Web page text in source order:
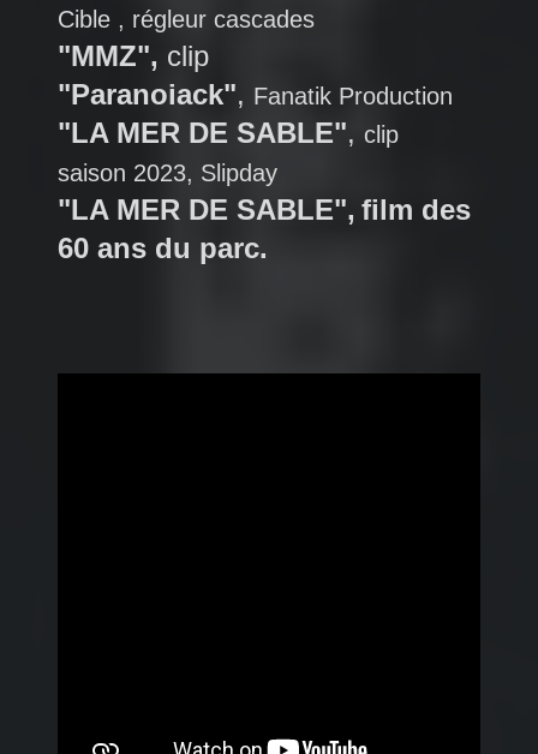
Cible , régleur cascades
"MMZ", clip
"Paranoiack", Fanatik Production
"LA MER DE SABLE", clip
saison 2023, Slipday
"LA MER DE SABLE", film des
60 ans du parc.